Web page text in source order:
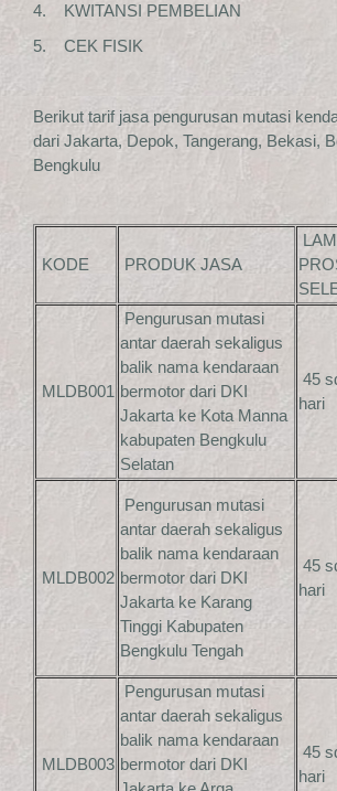
4. KWITANSI PEMBELIAN
5. CEK FISIK
Berikut tarif jasa pengurusan mutasi
dari Jakarta, Depok, Tangerang, Bekasi,
Bengkulu
KODE PRODUK JASA
MLDB001
Pengurusan mutasi
antar daerah sekaligus
balik nama kendaraan
bermotor dari DKI
Jakarta ke Kota Manna
kabupaten Bengkulu
Selatan
45
hari
MLDB002
Pengurusan mutasi
antar daerah sekaligus
balik nama kendaraan
bermotor dari DKI
Jakarta ke Karang
Tinggi Kabupaten
Bengkulu Tengah
45
hari
MLDB003
Pengurusan mutasi
antar daerah sekaligus
balik nama kendaraan
bermotor dari DKI
45
hari